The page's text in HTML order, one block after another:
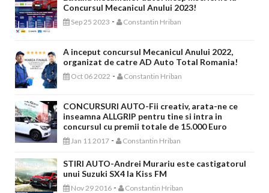
Concursul Mecanicul Anului 2023!
Sep 25 2023 - Constantin Hriban
A inceput concursul Mecanicul Anului 2022,
organizat de catre AD Auto Total Romania!
Oct 06 2022 - Constantin Hriban
CONCURSURI AUTO-Fii creativ, arata-ne ce
inseamna ALLGRIP pentru tine si intra in
concursul cu premii totale de 15.000 Euro
Jan 11 2017 - Constantin Hriban
STIRI AUTO-Andrei Murariu este castigatorul
unui Suzuki SX4 la Kiss FM
Nov 29 2016 - Constantin Hriban